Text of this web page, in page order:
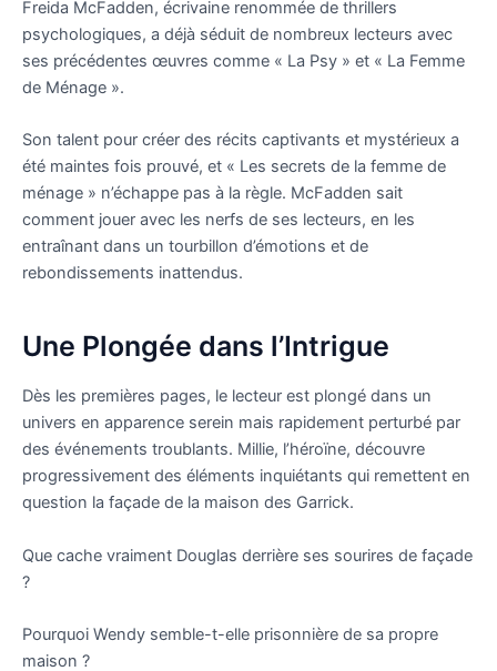
Freida McFadden, écrivaine renommée de thrillers
psychologiques, a déjà séduit de nombreux lecteurs avec
ses précédentes œuvres comme « La Psy » et « La Femme
de Ménage ».
Son talent pour créer des récits captivants et mystérieux a
été maintes fois prouvé, et « Les secrets de la femme de
ménage » n’échappe pas à la règle. McFadden sait
comment jouer avec les nerfs de ses lecteurs, en les
entraînant dans un tourbillon d’émotions et de
rebondissements inattendus.
Une Plongée dans l’Intrigue
Dès les premières pages, le lecteur est plongé dans un
univers en apparence serein mais rapidement perturbé par
des événements troublants. Millie, l’héroïne, découvre
progressivement des éléments inquiétants qui remettent en
question la façade de la maison des Garrick.
Que cache vraiment Douglas derrière ses sourires de façade
?
Pourquoi Wendy semble-t-elle prisonnière de sa propre
maison ?